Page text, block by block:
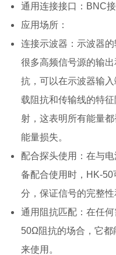
通用连接接口：BNC接
应用场所：
连接示波器：示波器
很多高频信号源的输
抗，可以在示波器输
载阻抗和传输线的特
射，这表明所有能量
能量损失。
配合探头使用：在与
备配合使用时，HK-
分，保证信号的完整性
通用阻抗匹配：在任
50Ω阻抗的场合，它都
来使用。